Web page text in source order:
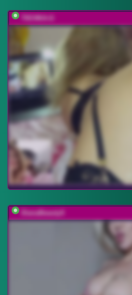
DianaBeautyX